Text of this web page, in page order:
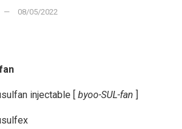
08/05/2022
injectable [ byoo-SUL-fan ]